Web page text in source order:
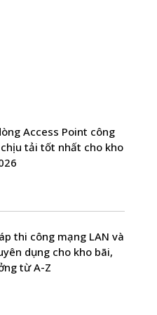
Access Point công
tải tốt nhất cho kho
thi công mạng LAN và
dụng cho kho bãi,
từ A-Z